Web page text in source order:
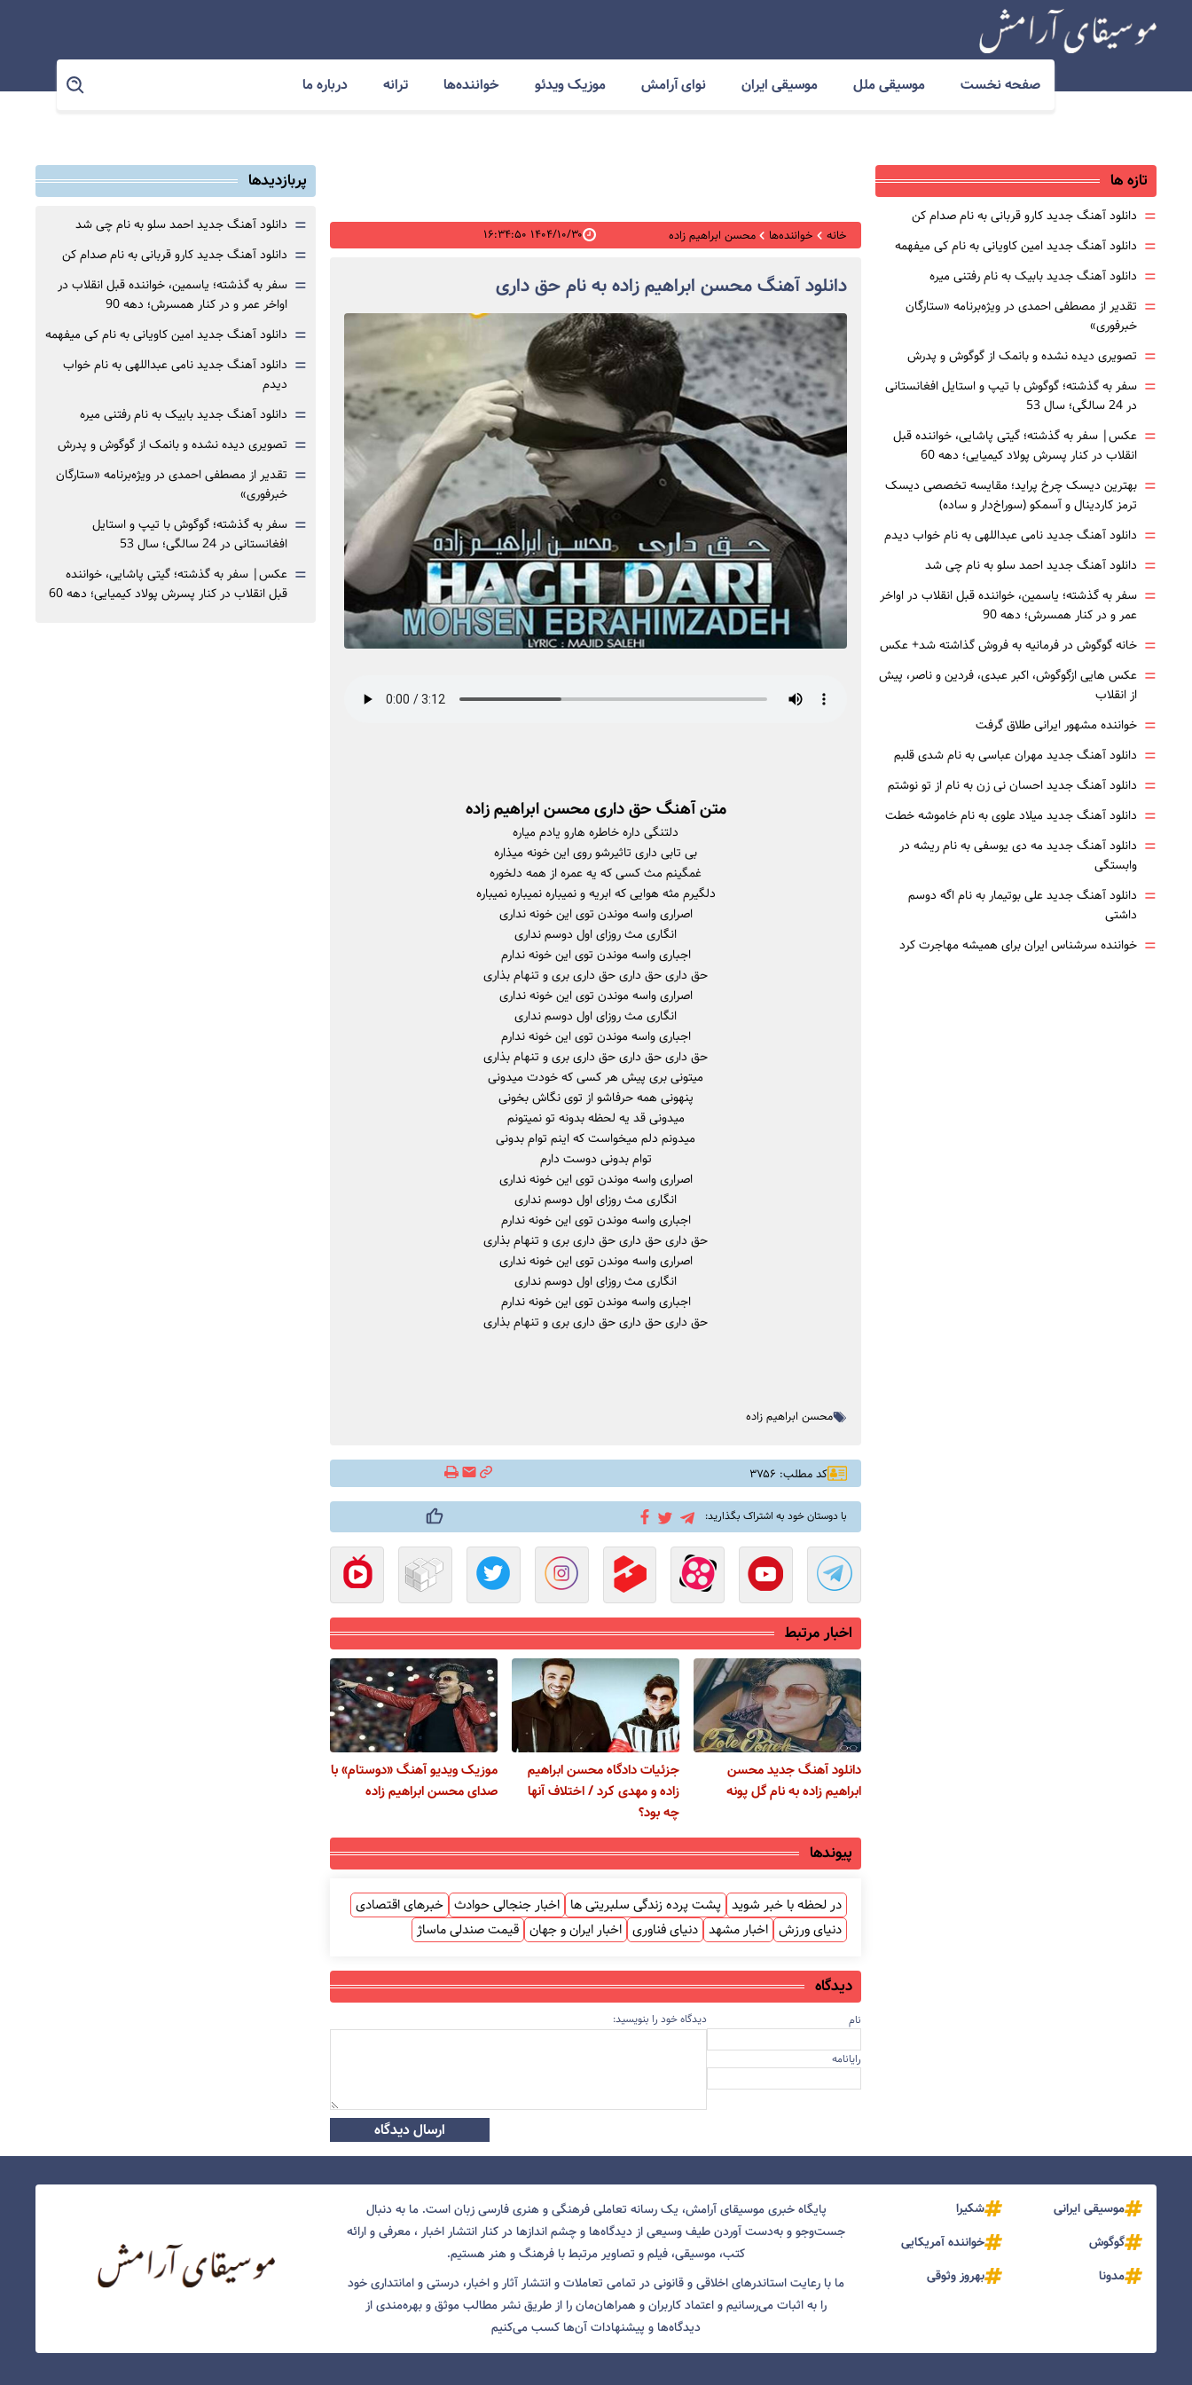
صفحه نخست موسیقی ملل موسیقی ایران نوای آرامش موزیک ویدئو خواننده‌ها ترانه درباره ما
خانه خواننده‌ها محسن ابراهیم زاده ۱۴۰۴/۱۰/۳۰ ۱۶:۳۴:۵۰
دانلود آهنگ محسن ابراهیم زاده به نام حق داری
متن آهنگ حق داری محسن ابراهیم زاده
دلتنگی داره خاطره هارو یادم میاره
بی تابی داری تاثیرشو روی این خونه میذاره
غمگینم مث کسی که یه عمره از همه دلخوره
دلگیرم مثه هوایی که ابریه و نمیباره نمیباره نمیباره
اصراری واسه موندن توی این خونه نداری
انگاری مث روزای اول دوسم نداری
اجباری واسه موندن توی این خونه ندارم
حق داری حق داری حق داری بری و تنهام بذاری
اصراری واسه موندن توی این خونه نداری
انگاری مث روزای اول دوسم نداری
اجباری واسه موندن توی این خونه ندارم
حق داری حق داری حق داری بری و تنهام بذاری
میتونی بری پیش هر کسی که خودت میدونی
پنهونی همه حرفاشو از توی نگاش بخونی
میدونی قد یه لحظه بدونه تو نمیتونم
میدونم دلم میخواست که اینم توام بدونی
توام بدونی دوست دارم
اصراری واسه موندن توی این خونه نداری
انگاری مث روزای اول دوسم نداری
اجباری واسه موندن توی این خونه ندارم
حق داری حق داری حق داری بری و تنهام بذاری
اصراری واسه موندن توی این خونه نداری
انگاری مث روزای اول دوسم نداری
اجباری واسه موندن توی این خونه ندارم
حق داری حق داری حق داری بری و تنهام بذاری
محسن ابراهیم زاده
کد مطلب: ۳۷۵۶
با دوستان خود به اشتراک بگذارید:
اخبار مرتبط
دانلود آهنگ جدید محسن
ابراهیم زاده به نام گل پونه
جزئیات دادگاه محسن ابراهیم
زاده و مهدی کرد / اختلاف آنها
چه بود؟
موزیک ویدیو آهنگ «دوستام» با
صدای محسن ابراهیم زاده
پیوندها
در لحظه با خبر شوید پشت پرده زندگی سلبریتی ها اخبار جنجالی حوادث خبرهای اقتصادی
دنیای ورزش اخبار مشهد دنیای فناوری اخبار ایران و جهان قیمت صندلی ماساژ
دیدگاه
نام
رایانامه
دیدگاه خود را بنویسید:
ارسال دیدگاه
تازه ها
= دانلود آهنگ جدید کارو قربانی به نام صدام کن
= دانلود آهنگ جدید امین کاویانی به نام کی میفهمه
= دانلود آهنگ جدید بابیک به نام رفتنی میره
= تقدیر از مصطفی احمدی در ویژه‌برنامه «ستارگان
خبرفوری»
= تصویری دیده نشده و بانمک از گوگوش و پدرش
= سفر به گذشته؛ گوگوش با تیپ و استایل افغانستانی
در 24 سالگی؛ سال 53
= عکس| سفر به گذشته؛ گیتی پاشایی، خواننده قبل
انقلاب در کنار پسرش پولاد کیمیایی؛ دهه 60
= بهترین دیسک چرخ پراید؛ مقایسه تخصصی دیسک
ترمز کاردینال و آسمکو (سوراخ‌دار و ساده)
= دانلود آهنگ جدید نامی عبداللهی به نام خواب دیدم
= دانلود آهنگ جدید احمد سلو به نام چی شد
= سفر به گذشته؛ یاسمین، خواننده قبل انقلاب در اواخر
عمر و در کنار همسرش؛ دهه 90
= خانه گوگوش در فرمانیه به فروش گذاشته شد+ عکس
= عکس هایی ازگوگوش، اکبر عبدی، فردین و ناصر، پیش
از انقلاب
= خواننده مشهور ایرانی طلاق گرفت
= دانلود آهنگ جدید مهران عباسی به نام شدی قلبم
= دانلود آهنگ جدید احسان نی زن به نام از تو نوشتم
= دانلود آهنگ جدید میلاد علوی به نام خاموشه خطت
= دانلود آهنگ جدید مه دی یوسفی به نام ریشه در
وابستگی
= دانلود آهنگ جدید علی بوتیمار به نام اگه دوسم
داشتی
= خواننده سرشناس ایران برای همیشه مهاجرت کرد
پربازدیدها
= دانلود آهنگ جدید احمد سلو به نام چی شد
= دانلود آهنگ جدید کارو قربانی به نام صدام کن
= سفر به گذشته؛ یاسمین، خواننده قبل انقلاب در
اواخر عمر و در کنار همسرش؛ دهه 90
= دانلود آهنگ جدید امین کاویانی به نام کی میفهمه
= دانلود آهنگ جدید نامی عبداللهی به نام خواب
دیدم
= دانلود آهنگ جدید بابیک به نام رفتنی میره
= تصویری دیده نشده و بانمک از گوگوش و پدرش
= تقدیر از مصطفی احمدی در ویژه‌برنامه «ستارگان
خبرفوری»
= سفر به گذشته؛ گوگوش با تیپ و استایل
افغانستانی در 24 سالگی؛ سال 53
= عکس| سفر به گذشته؛ گیتی پاشایی، خواننده
قبل انقلاب در کنار پسرش پولاد کیمیایی؛ دهه 60
موسیقی ایرانی
شکیرا
گوگوش
خواننده آمریکایی
مدونا
بهروز وثوقی
پایگاه خبری موسیقای آرامش، یک رسانه تعاملی فرهنگی و هنری فارسی زبان است. ما به دنبال
جست‌و‌جو و به‌دست آوردن طیف وسیعی از دیدگاه‌ها و چشم انداز‌ها در کنار انتشار اخبار ، معرفی و ارائه
کتب، موسیقی، فیلم و تصاویر مرتبط با فرهنگ و هنر هستیم.
ما با رعایت استاندرهای اخلاقی و قانونی در تمامی تعاملات و انتشار آثار و اخبار، درستی و امانتداری خود
را به اثبات می‌رسانیم و اعتماد کاربران و همراهان‌مان را از طریق نشر مطالب موثق و بهره‌مندی از
دیدگاه‌ها و پیشنهادات آن‌ها کسب می‌کنیم